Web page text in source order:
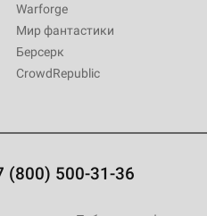
Warforge
Мир фантастики
Берсерк
CrowdRepublic
(800) 500-31-36